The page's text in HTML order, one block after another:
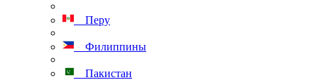
Перу
Филиппины
Пакистан